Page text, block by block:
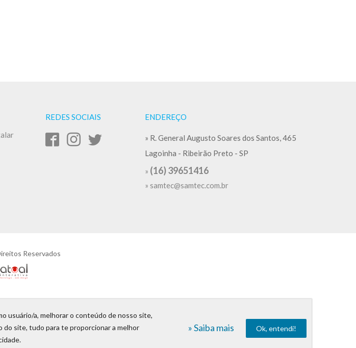
REDES SOCIAIS ENDEREÇO
» R. General Augusto Soares dos Santos, 465
Lagoinha - Ribeirão Preto - SP
» (16) 39651416
» samtec@samtec.com.br
Reservados
usuário/a, melhorar o conteúdo de nosso site,
site, tudo para te proporcionar a melhor
» Saiba mais Ok, entendi!